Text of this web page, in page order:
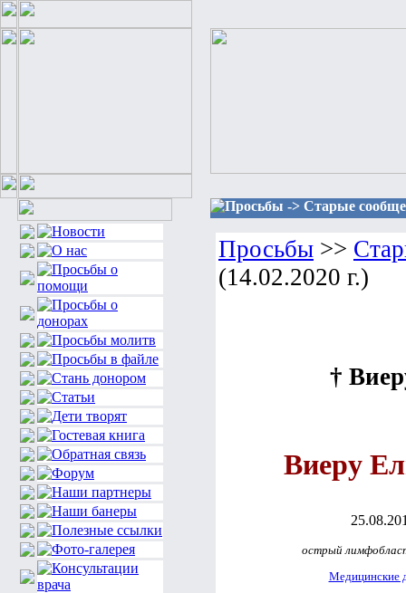
Просьбы -> Старые
Просьбы >>
(14.02.2020 г.)
†
Виеру
острый
Медицинские